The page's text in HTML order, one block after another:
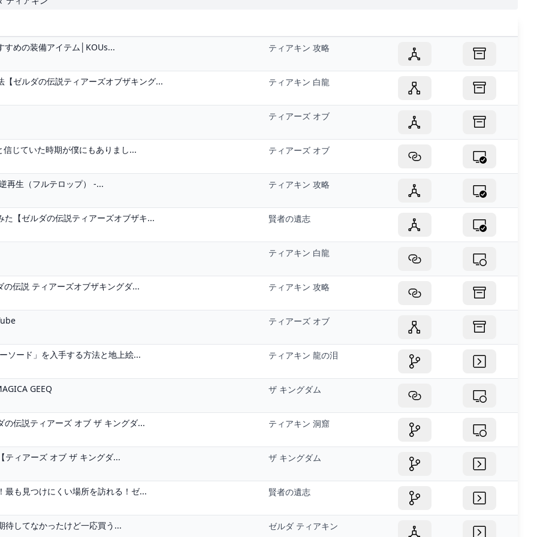
すめの装備アイテム│KOUs... ティアキン 攻略
ゼルダの伝説ティアーズオブザキング... ティアキン 白龍
ティアーズ オブ
じていた時期が僕にもありまし... ティアーズ オブ
再生（フルテロップ） -... ティアキン 攻略
【ゼルダの伝説ティアーズオブザキ... 賢者の遺志
ティアキン 白龍
伝説 ティアーズオブザキングダ... ティアキン 攻略
ティアーズ オブ
ソード」を入手する方法と地上絵... ティアキン 龍の泪
GEEQ ザ キングダム
伝説ティアーズ オブ ザ キングダ... ティアキン 洞窟
ティアーズ オブ ザ キングダ... ザ キングダム
最も見つけにくい場所を訪れる！ゼ... 賢者の遺志
してなかったけど一応買う... ゼルダ ティアキン